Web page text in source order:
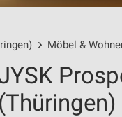
Möbel &
(Thüringen)